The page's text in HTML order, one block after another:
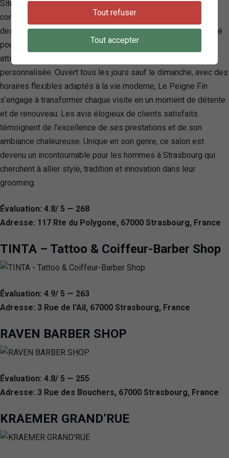
Situé au cœur de Strasbourg, Le Peigne Fin se distingue
comme un salon de coiffure exclusivement masculin, offrant
des services de haute qualité en coiffure et en barbier. Réputé
pour son accueil professionnel et son savoir-faire, ce salon
attire une clientèle en quête d’une expérience de coupe
personnalisée. Ouvert tous les jours sauf le dimanche, avec des
horaires flexibles adaptés à la vie moderne, Le Peigne Fin
s’engage à transformer chaque visite en un moment de détente
et de renouveau. Les avis élogieux de clients satisfaits
témoignent de l’excellence de ses prestations et de son
ambiance chaleureuse. Unique en son genre, ce salon est
devenu un incontournable pour les hommes à Strasbourg qui
cherchent à allier style, tradition et innovation dans leur
grooming.
Évaluation: 4.8/ 5 — 268
Adresse: 117 Rte du Polygone, 67000 Strasbourg, France
TINTA – Tattoo & Coiffeur-Barber Shop
Évaluation: 4.9/ 5 — 263
Adresse: 3 Rue de l’Ail, 67000 Strasbourg, France
RAVEN BARBER SHOP
Évaluation: 4.8/ 5 — 255
Adresse: 3 Rue des Bouchers, 67000 Strasbourg, France
KRAEMER GRAND’RUE
Tout refuser
Tout accepter